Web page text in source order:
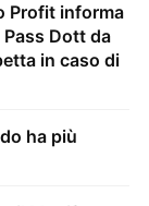
Profit informa
Dott da
in caso di
ha più